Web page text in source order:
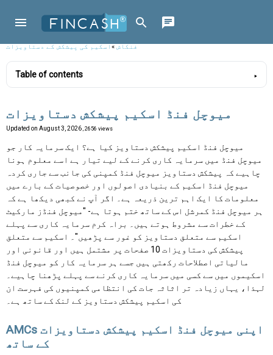
فنکاش»اسکیم کی پیشکش کے دستاویزات
Table of contents
میوچل فنڈ اسکیم پیشکش دستاویزات
Updated on August 3, 2026 , 2656 views
میوچل فنڈ اسکیم پیشکش دستاویز کیا ہے؟ ایک سرمایہ کار جو
میوچل فنڈ میں سرمایہ کاری کرنے کے لیے تیار ہے اسے معلوم ہونا
چاہیے کہ پیشکش دستاویز میوچل فنڈ کمپنی کی جانب سے جاری کردہ
میوچل فنڈ اسکیم کے بنیادی اصولوں اور خصوصیات کے بارے میں
معلومات کا ایک اہم ترین ذریعہ ہے۔ اگر آپ نے کبھی دیکھا ہے کہ
ہر میوچل فنڈ کمرشل اس کے ساتھ ختم ہوتا ہے- "میوچل فنڈز مارکیٹ
کے خطرات سے مشروط ہوتے ہیں۔ براہ کرم سرمایہ کاری سے پہلے
اسکیم سے متعلق دستاویز کو غور سے پڑھیں"۔ اسکیم سے متعلق
پیشکش کی دستاویزات 10 صفحات پر مشتمل ہیں اور قانونی اور
مالیاتی اصطلاحات رکھتی ہیں جسے ہر سرمایہ کار کو میوچل فنڈ
اسکیموں میں سے کسی میں سرمایہ کاری کرنے سے پہلے پڑھنا چاہیے۔
لہذا، یہاں زیادہ تر اثاثہ جات کی انتظامی کمپنیوں کی فہرست ان
کی اسکیم پیشکش دستاویز کے لنک کے ساتھ ہے۔
AMCs اپنی میوچل فنڈ اسکیم پیشکش دستاویزات
کے ساتھ